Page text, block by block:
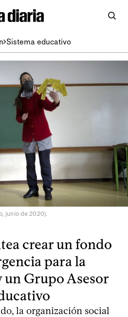
Sistema educativo
junio de 2020).
crear un fondo
para la
un Grupo Asesor
la organización social